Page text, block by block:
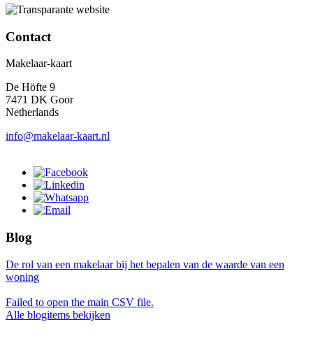
Contact
Makelaar-kaart
De Höfte 9
7471 DK Goor
Netherlands
info@makelaar-kaart.nl
Blog
De rol van een makelaar bij het bepalen van de waarde van een
woning
Failed to open the main CSV file.
Alle blogitems bekijken